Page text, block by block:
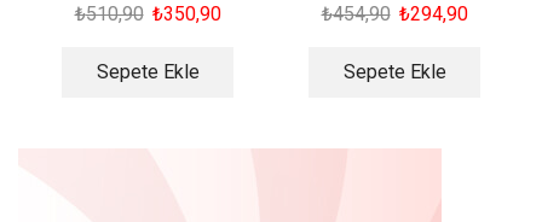
₺510,90 ₺350,90
Sepete Ekle
₺454,90 ₺294,90
Sepete Ekle